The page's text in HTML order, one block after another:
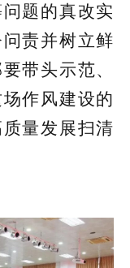
题的真改实
责并树立鲜
带头示范、
作风建设的
量发展扫清